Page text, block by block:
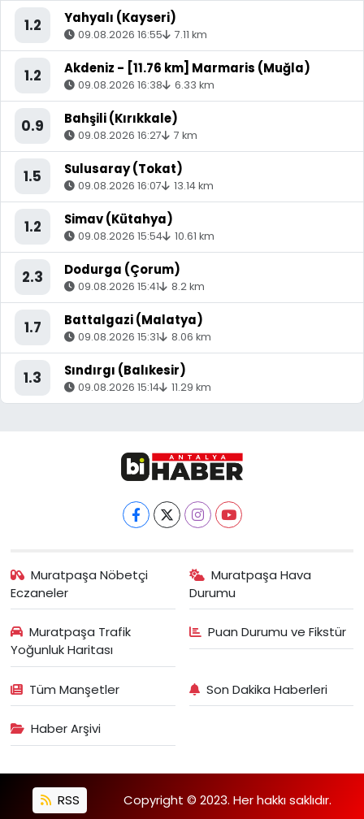
1.2 Yahyalı (Kayseri)
09.08.2026 16:55 7.11 km
1.2 Akdeniz - [11.76 km] Marmaris (Muğla)
09.08.2026 16:38 6.33 km
0.9 Bahşili (Kırıkkale)
09.08.2026 16:27 7 km
1.5 Sulusaray (Tokat)
09.08.2026 16:07 13.14 km
1.2 Simav (Kütahya)
09.08.2026 15:54 10.61 km
2.3 Dodurga (Çorum)
09.08.2026 15:41 8.2 km
1.7 Battalgazi (Malatya)
09.08.2026 15:31 8.06 km
1.3 Sındırgı (Balıkesir)
09.08.2026 15:14 11.29 km
Muratpaşa Nöbetçi
Eczaneler
Muratpaşa Hava
Durumu
Muratpaşa Trafik
Yoğunluk Haritası
Puan Durumu ve Fikstür
Tüm Manşetler Son Dakika Haberleri
Haber Arşivi
RSS Copyright © 2023. Her hakkı saklıdır.